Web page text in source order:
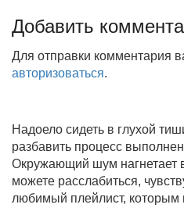
Добавить
Для отправки комментария
авторизоваться.
Надоело сидеть в глухой
разбавить процесс
Окружающий шум нагнетает
можете расслабиться,
любимый плейлист, которым